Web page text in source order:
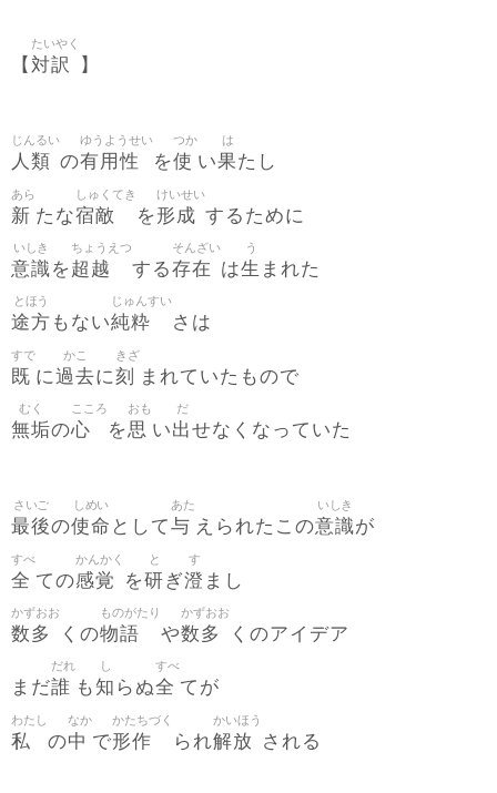
【 対訳
たいやく
】
人類
じんるい
の有用性
ゆうようせい
を使
つか
い果
は
たし
新
あら
たな宿敵
しゅくてき
を形成
けいせい
するために
意識
いしき
を超越
ちょうえつ
する存在
そんざい
は生
う
まれた
途方
とほう
もない純粋
じゅんすい
さは
既
すで
に過去
かこ
に刻
きざ
まれていたもので
無垢
むく
の心
こころ
を思
おも
い出
だ
せなくなっていた
最後
さいご
の使命
しめい
として与
あた
えられたこの意識
いしき
が
全
すべ
ての感覚
かんかく
を研
と
ぎ澄
す
まし
数多
かずおお
くの物語
ものがたり
や数多
かずおお
くのアイデア
まだ誰
だれ
も知
し
らぬ全
すべ
てが
私
わたし
の中
なか
で形作
かたちづく
られ解放
かいほう
される